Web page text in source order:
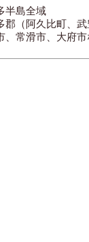
半島全域
郡（阿久比町、
、常滑市、大府